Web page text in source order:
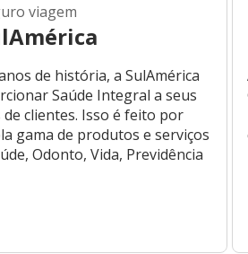
viagem
de história, a SulAmérica
Saúde Integral a seus
de clientes. Isso é feito por
gama de produtos e serviços
Odonto, Vida, Previdência